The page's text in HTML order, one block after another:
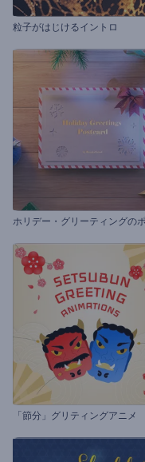
粒子がはじけるイントロ
「節分」グリティングアニメ